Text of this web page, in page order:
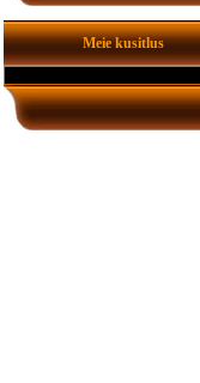
Meie kusitlus